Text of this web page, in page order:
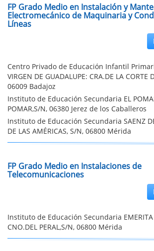
FP Grado Medio en Instalación y
Electromecánico de Maquinaria y
Líneas
Centro Privado de Educación Infantil
VIRGEN DE GUADALUPE: CRA.DE LA CORTE
06009 Badajoz
Instituto de Educación Secundaria EL
POMAR,S/N, 06380 Jerez de los Caballeros
Instituto de Educación Secundaria SAENZ
DE LAS AMÉRICAS, S/N, 06800 Mérida
FP Grado Medio en Instalaciones de
Telecomunicaciones
Instituto de Educación Secundaria EMERITA
CNO.DEL PERAL,S/N, 06800 Mérida